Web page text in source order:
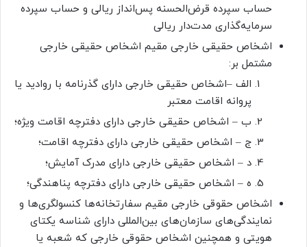
حساب سپرده قرض‌الحسنه پس‌انداز ریالی و حساب سپرده
سرمایه‌گذاری مدت‌دار ریالی
اشخاص حقیقی خارجی مقیم اشخاص حقیقی خارجی
مشتمل بر:
الف –اشخاص حقیقی خارجی دارای گذرنامه با روادید یا
پروانه اقامت معتبر
ب – اشخاص حقیقی خارجی دارای دفترچه اقامت ویژه؛
ج – اشخاص حقیقی خارجی دارای دفترچه اقامت؛
د – اشخاص حقیقی خارجی دارای مدرک آمایش؛
ه – اشخاص حقیقی خارجی دارای دفترچه پناهندگی؛
اشخاص حقوقی خارجی مقیم سفارتخانه‌ها کنسولگری‌ها و
نمایندگی‌های سازمان‌های بین‌المللی دارای شناسه یکتای
هویتی و همچنین اشخاص حقوقی خارجی که شعبه یا